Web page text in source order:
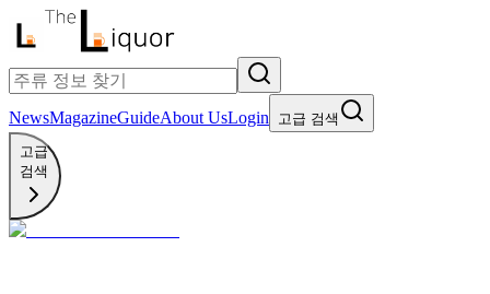
NewsMagazineGuideAbout UsLogin
고급 검색
고급
검색